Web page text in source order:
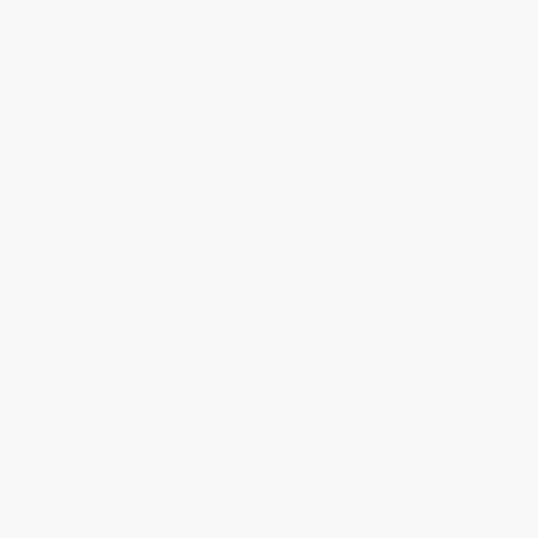
Öffnungszeiten und Informationen zu
erfolgt sind.
Raum werden aufgegriffen.